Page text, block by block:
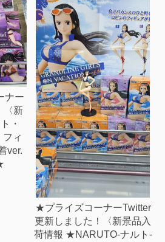
ナー
〈新
・
ィ
ver.
★プライズコーナーTwitter
更新しました！〈新景品入
荷情報 ★NARUTO-ナルト-